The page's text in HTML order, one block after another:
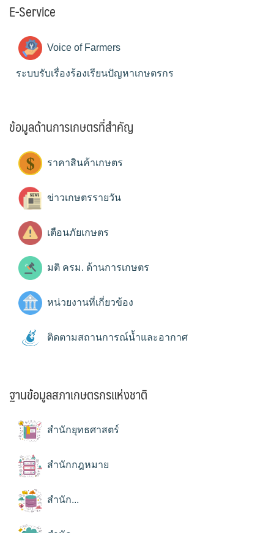
E-Service
Voice of Farmers
ระบบรับเรื่องร้องเรียนปัญหาเกษตรกร
ข้อมูลด้านการเกษตรที่สำคัญ
ราคาสินค้าเกษตร
ข่าวเกษตรรายวัน
เตือนภัยเกษตร
มติ ครม. ด้านการเกษตร
หน่วยงานที่เกี่ยวข้อง
ติดตามสถานการณ์น้ำและอากาศ
ฐานข้อมูลสภาเกษตรกรแห่งชาติ
สำนักยุทธศาสตร์
สำนักกฎหมาย
สำนัก...